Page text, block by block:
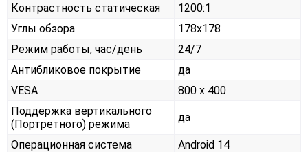
Контрастность статическая
1200:1
Углы обзора
178x178
Режим работы, час/день
24/7
Антибликовое покрытие
да
VESA
800 x 400
Поддержка вертикального
(Портретного) режима
да
Операционная система
Android 14